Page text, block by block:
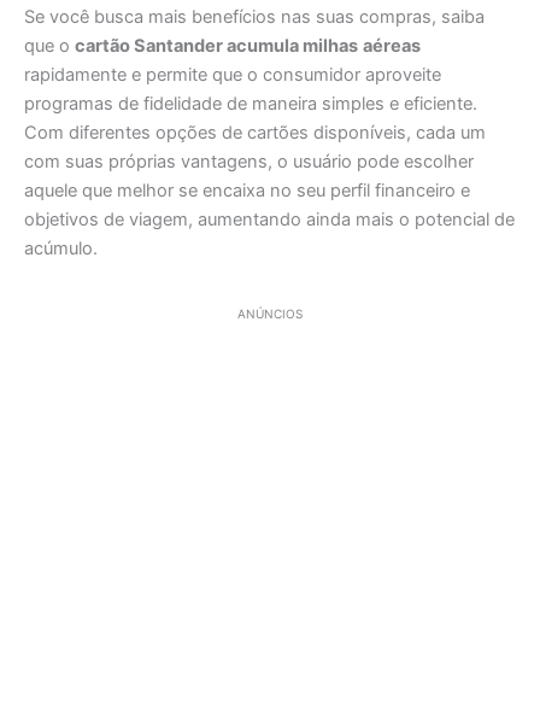
Se você busca mais benefícios nas suas compras, saiba
que o cartão Santander acumula milhas aéreas
rapidamente e permite que o consumidor aproveite
programas de fidelidade de maneira simples e eficiente.
Com diferentes opções de cartões disponíveis, cada um
com suas próprias vantagens, o usuário pode escolher
aquele que melhor se encaixa no seu perfil financeiro e
objetivos de viagem, aumentando ainda mais o potencial de
acúmulo.
ANÚNCIOS